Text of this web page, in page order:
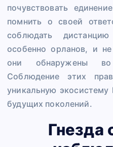
почувствовать
помнить о своей
соблюдать
особенно орланов, и
они обнаружены во
Соблюдение этих
уникальную экосистему
будущих поколений.
Гнезда